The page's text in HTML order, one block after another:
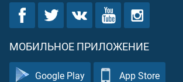
МОБИЛЬНОЕ ПРИЛОЖЕНИЕ
Google Play App Store